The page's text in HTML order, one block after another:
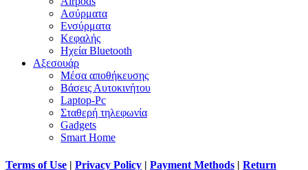
Ασύρματα
Ενσύρματα
Κεφαλής
Ηχεία Bluetooth
Αξεσουάρ
Μέσα αποθήκευσης
Βάσεις Αυτοκινήτου
Laptop-Pc
Σταθερή τηλεφωνία
Gadgets
Smart Home
Terms of Use | Privacy Policy | Payment Methods | Return